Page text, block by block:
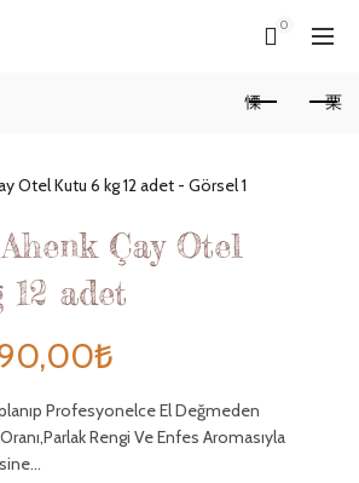
0
Çay Otel
12 adet
₺
andaki
fiyat:
Profesyonelce El Değmeden
Rengi Ve Enfes Aromasıyla